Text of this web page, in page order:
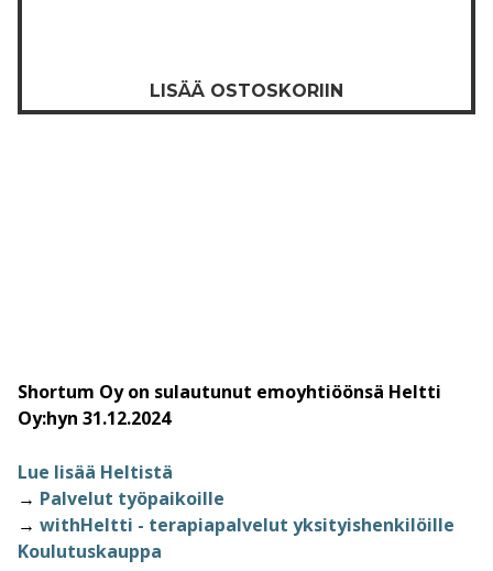
LISÄÄ OSTOSKORIIN
Shortum Oy on sulautunut emoyhtiöönsä Heltti
Oy:hyn 31.12.2024
Lue lisää Heltistä
→ Palvelut työpaikoille
→ withHeltti - terapiapalvelut yksityishenkilöille
Koulutuskauppa